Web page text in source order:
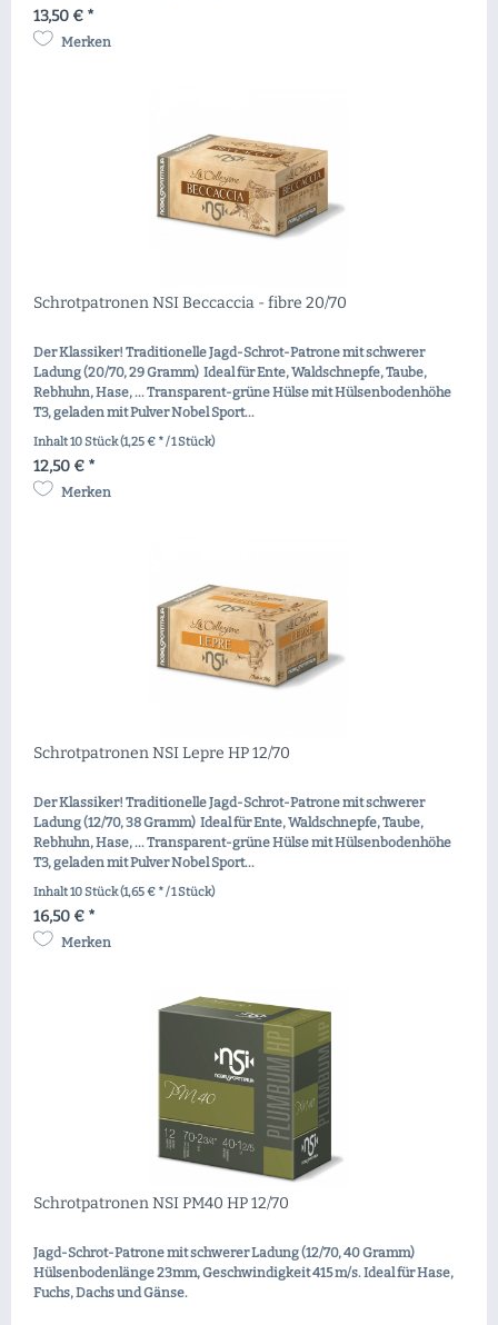
13,50 € *
Merken
Schrotpatronen NSI Beccaccia - fibre 20/70
Der Klassiker! Traditionelle Jagd-Schrot-Patrone mit schwerer
Ladung (20/70, 29 Gramm) Ideal für Ente, Waldschnepfe, Taube,
Rebhuhn, Hase, ... Transparent-grüne Hülse mit Hülsenbodenhöhe
T3, geladen mit Pulver Nobel Sport...
Inhalt10 Stück(1,25 € * / 1 Stück)
12,50 € *
Merken
Schrotpatronen NSI Lepre HP 12/70
Der Klassiker! Traditionelle Jagd-Schrot-Patrone mit schwerer
Ladung (12/70, 38 Gramm) Ideal für Ente, Waldschnepfe, Taube,
Rebhuhn, Hase, ... Transparent-grüne Hülse mit Hülsenbodenhöhe
T3, geladen mit Pulver Nobel Sport...
Inhalt10 Stück(1,65 € * / 1 Stück)
16,50 € *
Merken
Schrotpatronen NSI PM40 HP 12/70
Jagd-Schrot-Patrone mit schwerer Ladung (12/70, 40 Gramm)
Hülsenbodenlänge 23mm, Geschwindigkeit 415 m/s. Ideal für Hase,
Fuchs, Dachs und Gänse.